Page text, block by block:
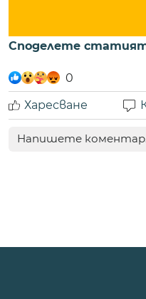
Споделете
0
Харесване